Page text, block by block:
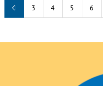
3 4 5 6